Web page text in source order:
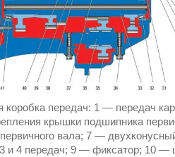
коробка передач: 1 ― передач
крышки подшипника
вала; 7 ―
3 и 4 передач; 9 ― фиксатор; 10